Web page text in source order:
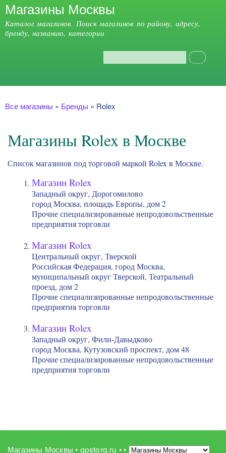
Перейти к
основному
содержанию
Магазины Москвы
Каталог магазинов. Поиск магазинов по району, адресу,
бренду, названию, категории
Главное меню
Все магазины » Бренды » Rolex
Магазины Rolex в Москве
Список магазинов под торговой маркой Rolex в Москве.
Магазин Rolex
Западный округ, Дорогомилово
город Москва, площадь Европы, дом 2
Прочие специализированные непродовольственные
предприятия торговли
Магазин Rolex
Центральный округ, Тверской
Российская Федерация, город Москва,
муниципальный округ Тверской, Театральный
проезд, дом 2
Прочие специализированные непродовольственные
предприятия торговли
Магазин Rolex
Западный округ, Фили-Давыдково
город Москва, Кутузовский проспект, дом 48
Прочие специализированные непродовольственные
предприятия торговли
Магазины Москвы • gpstorg.ru ••